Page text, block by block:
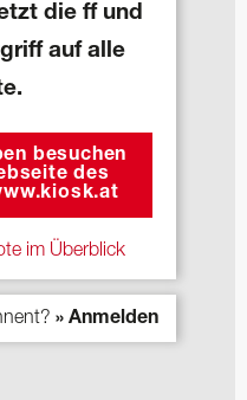
die ff und
auf alle
besuchen
des
im Überblick
» Anmelden